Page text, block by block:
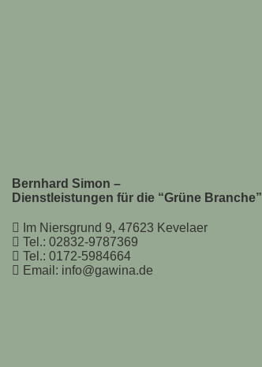
Bernhard Simon –
Dienstleistungen für die “Grüne Branche”
Im Niersgrund 9, 47623 Kevelaer
Tel.: 02832-9787369
Tel.: 0172-5984664
Email: info@gawina.de